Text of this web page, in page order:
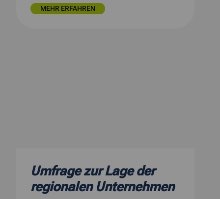
MEHR ERFAHREN
Umfrage zur Lage der
regionalen Unternehmen